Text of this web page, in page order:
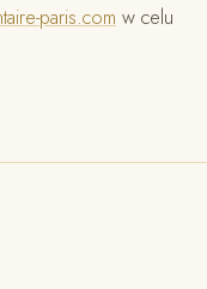
paris.com w celu